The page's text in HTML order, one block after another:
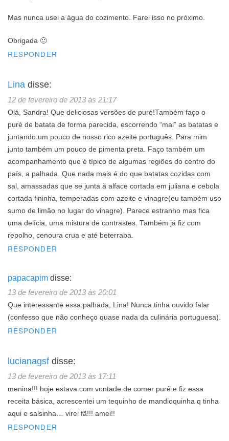
Mas nunca usei a água do cozimento. Farei isso no próximo.
Obrigada 🙂
RESPONDER
Lina disse:
12 de fevereiro de 2013 às 21:17
Olá, Sandra! Que deliciosas versões de puré!Também faço o
puré de batata de forma parecida, escorrendo “mal” as batatas e
juntando um pouco de nosso rico azeite português. Para mim
junto também um pouco de pimenta preta. Faço também um
acompanhamento que é típico de algumas regiões do centro do
país, a palhada. Que nada mais é do que batatas cozidas com
sal, amassadas que se junta à alface cortada em juliana e cebola
cortada fininha, temperadas com azeite e vinagre(eu também uso
sumo de limão no lugar do vinagre). Parece estranho mas fica
uma delícia, uma mistura de contrastes. Também já fiz com
repolho, cenoura crua e até beterraba.
RESPONDER
papacapim disse:
13 de fevereiro de 2013 às 20:01
Que interessante essa palhada, Lina! Nunca tinha ouvido falar
(confesso que não conheço quase nada da culinária portuguesa).
RESPONDER
lucianagsf disse:
13 de fevereiro de 2013 às 17:11
menina!!! hoje estava com vontade de comer purê e fiz essa
receita básica, acrescentei um tequinho de mandioquinha q tinha
aqui e salsinha… virei fã!!! amei!!
RESPONDER